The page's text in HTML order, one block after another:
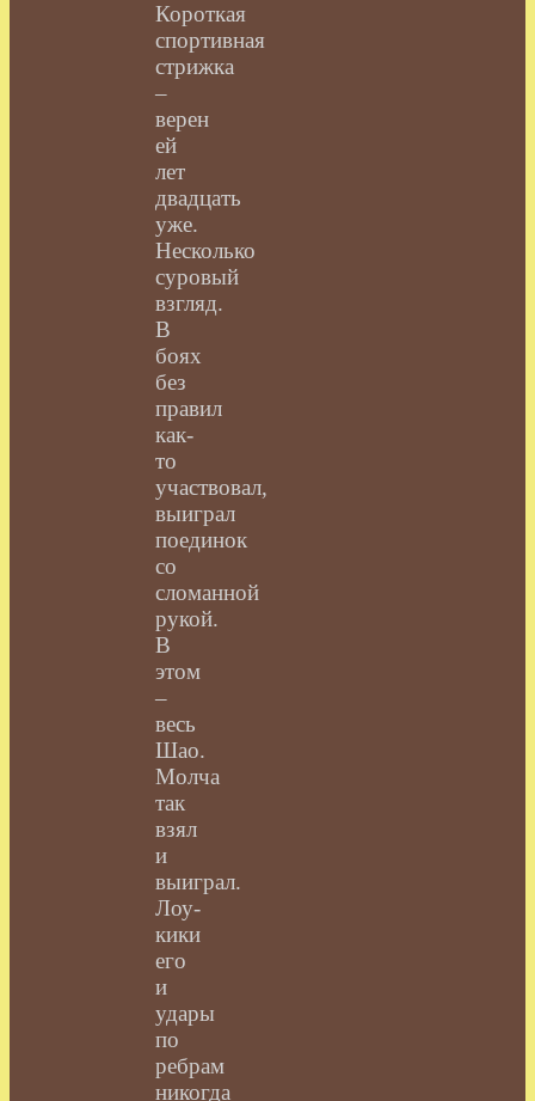
Короткая
спортивная
стрижка
–
верен
ей
лет
двадцать
уже.
Несколько
суровый
взгляд.
В
боях
без
правил
как-
то
участвовал,
выиграл
поединок
со
сломанной
рукой.
В
этом
–
весь
Шао.
Молча
так
взял
и
выиграл.
Лоу-
кики
его
и
удары
по
ребрам
никогда